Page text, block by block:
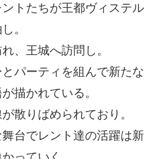
トたちが王都ヴィステル
。
、王城へ訪問し。
パーティを組んで新たな
描かれている。
散りばめられており。
台でレント達の活躍は新